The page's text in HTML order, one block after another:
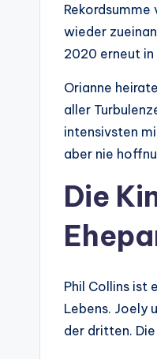
wieder
2020 erneut in
Orianne
aller
intensivsten
aber nie
Die
Phil Collins ist
Lebens. Joely
der dritten.